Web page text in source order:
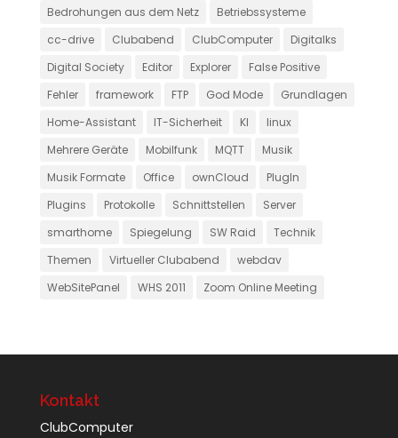
Bedrohungen aus dem Netz
Betriebssysteme
cc-drive
Clubabend ClubComputer
Digitalks
Digital Society
Editor Explorer
False Positive
Fehler
framework FTP God Mode
Grundlagen
Home-Assistant
IT-Sicherheit KI
linux
Mehrere Geräte
Mobilfunk MQTT
Musik
Musik Formate
Office ownCloud
PlugIn
Plugins
Protokolle Schnittstellen
Server
smarthome
Spiegelung SW Raid
Technik
Themen
Virtueller Clubabend
webdav
WebSitePanel
WHS 2011 Zoom Online Meeting
Kontakt
ClubComputer